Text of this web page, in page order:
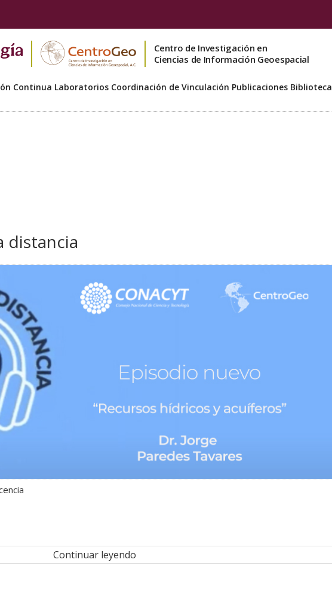
Centro de Investigación en
Ciencias de Información Geoespacial
Continua Laboratorios Coordinación de Vinculación Publicaciones Biblioteca
distancia
Continuar leyendo